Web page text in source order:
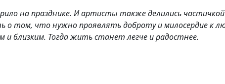
на празднике. И артисты также делились частичкой
том, что нужно проявлять доброту и милосердие к
близким. Тогда жить станет легче и радостнее.